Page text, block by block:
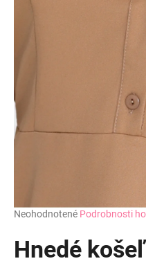
Priemerné
produktu
je
Neohodnotené Podrobnosti
Hnedé